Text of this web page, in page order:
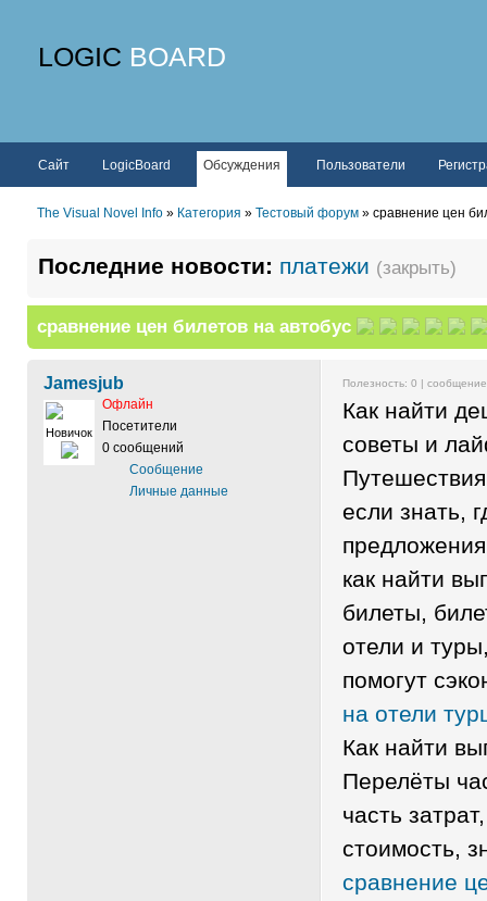
LOGIC BOARD
Сайт LogicBoard Обсуждения Пользователи
The Visual Novel Info » Категория » Тестовый форум » сравнение цен
Последние новости: платежи (закрыть)
сравнение цен билетов на автобус
Jamesjub
Новичок
Офлайн
Посетители
0 сообщений
Сообщение
Личные данные
Полезность: 0 |
Как найти
советы и
если знать,
как найти
билеты,
отели и
помогут
на отели
Как найти
Перелёты
часть
стоимость,
сравнение